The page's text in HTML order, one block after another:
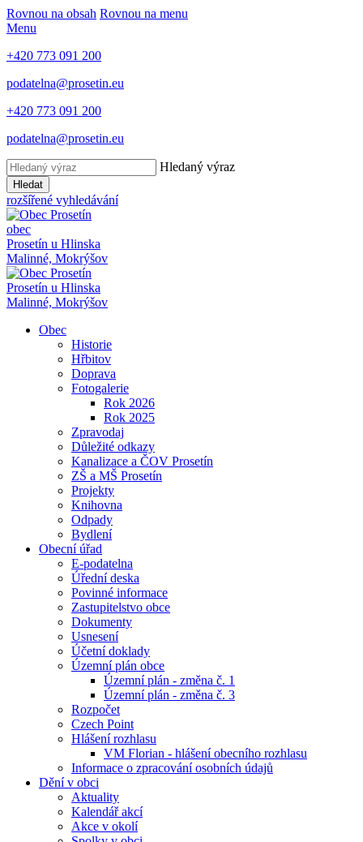
Rovnou na obsah Rovnou na menu
Menu
+420 773 091 200
podatelna@prosetin.eu
+420 773 091 200
podatelna@prosetin.eu
Hledaný výraz
Hledat
rozšířené vyhledávání
obec
Prosetín u Hlinska
Malinné, Mokrýšov
Prosetín u Hlinska
Malinné, Mokrýšov
Obec
Historie
Hřbitov
Doprava
Fotogalerie
Rok 2026
Rok 2025
Zpravodaj
Důležité odkazy
Kanalizace a ČOV Prosetín
ZŠ a MŠ Prosetín
Projekty
Knihovna
Odpady
Bydlení
Obecní úřad
E-podatelna
Úřední deska
Povinné informace
Zastupitelstvo obce
Dokumenty
Usnesení
Účetní doklady
Územní plán obce
Územní plán - změna č. 1
Územní plán - změna č. 3
Rozpočet
Czech Point
Hlášení rozhlasu
VM Florian - hlášení obecního rozhlasu
Informace o zpracování osobních údajů
Dění v obci
Aktuality
Kalendář akcí
Akce v okolí